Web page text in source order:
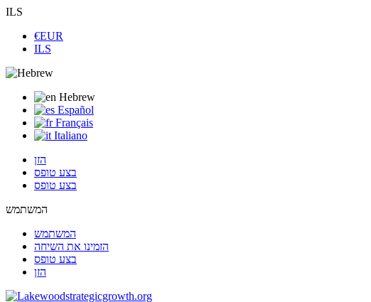
ILS
€EUR
ILS
Hebrew
Español
Français
Italiano
הזן
בצע טופס
בצע טופס
המשתמש
המשתמש
הזמינו את השיחה
בצע טופס
הזן